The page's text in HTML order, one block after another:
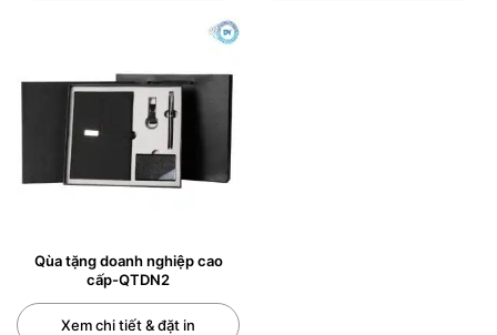
Qùa tặng doanh nghiệp cao
cấp-QTDN2
Xem chi tiết & đặt in